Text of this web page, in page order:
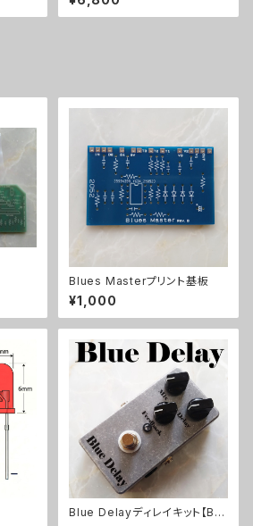
Blues Masterプリント基板
¥1,000
Blue Delayディレイキット【BA